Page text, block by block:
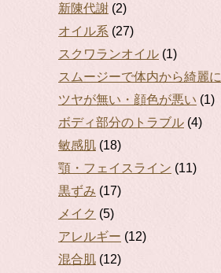
新陳代謝 (2)
オイル系 (27)
スクワランオイル (1)
スムージーで体内から綺麗に
ツヤが無い・顔色が悪い (1)
ボディ部分のトラブル (4)
敏感肌 (18)
顎・フェイスライン (11)
黒ずみ (17)
メイク (5)
アレルギー (12)
混合肌 (12)